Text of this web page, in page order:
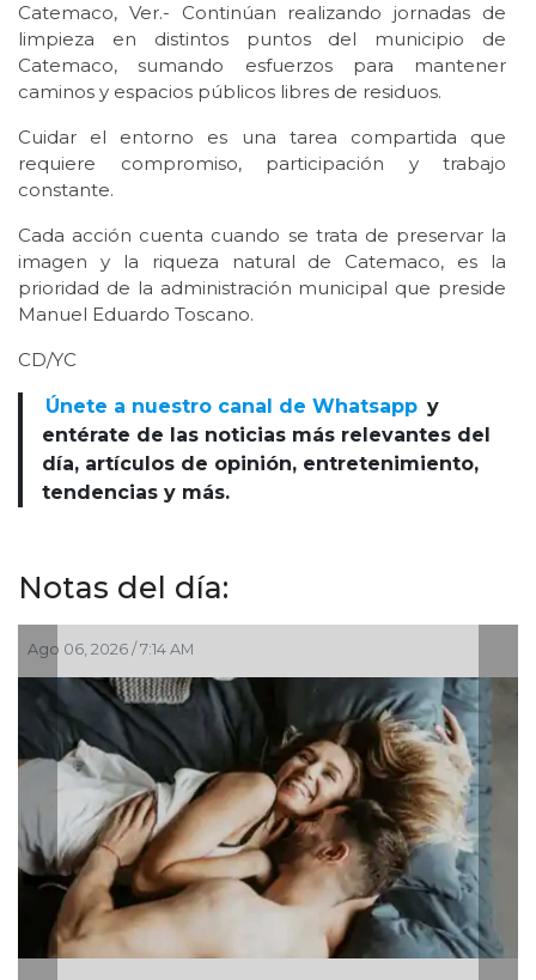
Catemaco, Ver.- Continúan realizando jornadas de
limpieza en distintos puntos del municipio de
Catemaco, sumando esfuerzos para mantener
caminos y espacios públicos libres de residuos.
Cuidar el entorno es una tarea compartida que
requiere compromiso, participación y trabajo
constante.
Cada acción cuenta cuando se trata de preservar la
imagen y la riqueza natural de Catemaco, es la
prioridad de la administración municipal que preside
Manuel Eduardo Toscano.
CD/YC
Únete a nuestro canal de Whatsapp y
entérate de las noticias más relevantes del
día, artículos de opinión, entretenimiento,
tendencias y más.
Notas del día:
Ago 06, 2026 / 7:14 AM